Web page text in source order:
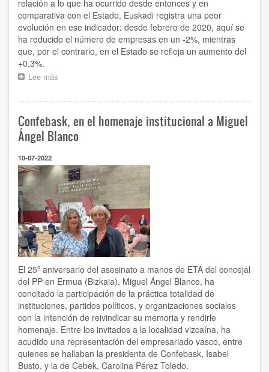
relación a lo que ha ocurrido desde entonces y en
comparativa con el Estado, Euskadi registra una peor
evolución en ese indicador: desde febrero de 2020, aquí se
ha reducido el número de empresas en un -2%, mientras
que, por el contrario, en el Estado se refleja un aumento del
+0,3%.
Lee más
de
empresas
vascas
lo
que
constituye
el
peor
dato
para
un
mes
de
junio
Confebask, en el homenaje institucional a Miguel
Ángel Blanco
10-07-2022
El 25º aniversario del asesinato a manos de ETA del concejal
del PP en Ermua (Bizkaia), Miguel Ángel Blanco, ha
concitado la participación de la práctica totalidad de
instituciones, partidos políticos, y organizaciones sociales
con la intención de reivindicar su memoria y rendirle
homenaje. Entre los invitados a la localidad vizcaína, ha
acudido una representación del empresariado vasco, entre
quienes se hallaban la presidenta de Confebask, Isabel
Busto, y la de Cebek, Carolina Pérez Toledo.